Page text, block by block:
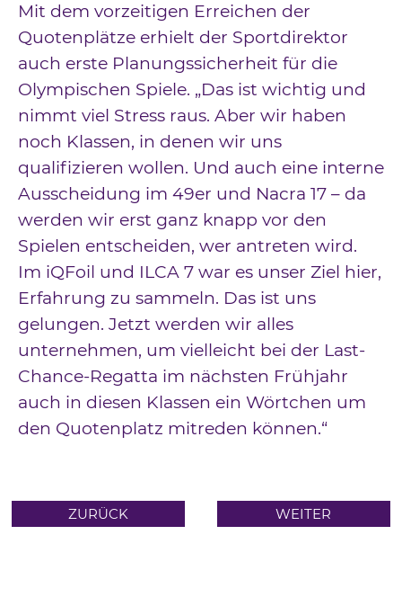
Mit dem vorzeitigen Erreichen der
Quotenplätze erhielt der Sportdirektor
auch erste Planungssicherheit für die
Olympischen Spiele. „Das ist wichtig und
nimmt viel Stress raus. Aber wir haben
noch Klassen, in denen wir uns
qualifizieren wollen. Und auch eine interne
Ausscheidung im 49er und Nacra 17 – da
werden wir erst ganz knapp vor den
Spielen entscheiden, wer antreten wird.
Im iQFoil und ILCA 7 war es unser Ziel hier,
Erfahrung zu sammeln. Das ist uns
gelungen. Jetzt werden wir alles
unternehmen, um vielleicht bei der Last-
Chance-Regatta im nächsten Frühjahr
auch in diesen Klassen ein Wörtchen um
den Quotenplatz mitreden können.“
ZURÜCK WEITER